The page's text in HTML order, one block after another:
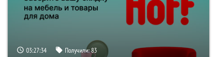
03:27:33 Получили:83